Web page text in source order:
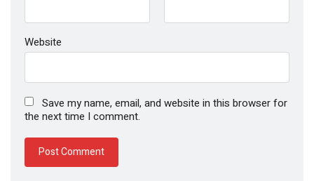
Website
Save my name, email, and website in this browser for
the next time I comment.